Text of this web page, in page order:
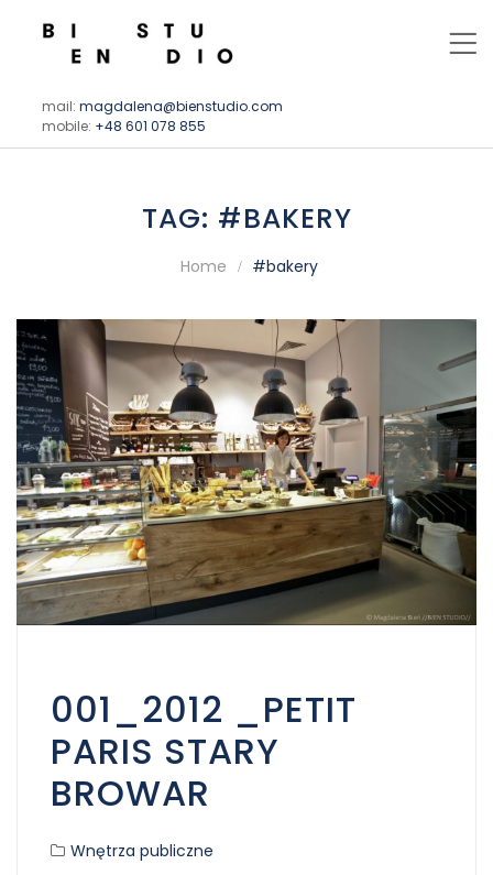
mail: magdalena@bienstudio.com
mobile: +48 601 078 855
TAG: #BAKERY
Home #bakery
001_2012 _PETIT
PARIS STARY
BROWAR
Wnętrza publiczne